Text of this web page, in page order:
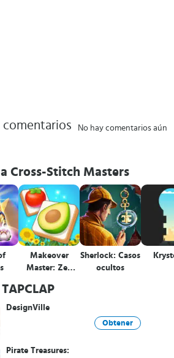
No hay comentarios aún
Cross-Stitch Masters
Makeover
Master: Zen
Sherlock: Casos
ocultos
DesignVille
Obtener
Pirate Treasures: